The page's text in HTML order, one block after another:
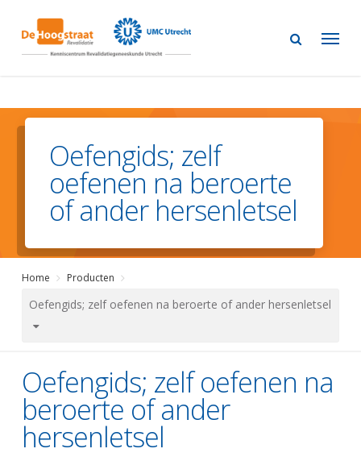
main
Oefengids; zelf
oefenen na beroerte
of ander hersenletsel
Home Producten
Oefengids; zelf oefenen na beroerte of ander hersenletsel
Oefengids; zelf oefenen na
beroerte of ander
hersenletsel